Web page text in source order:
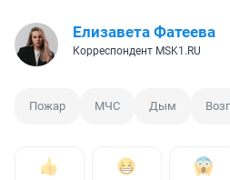
Елизавета Фатеева
Корреспондент MSK1.RU
Пожар МЧС Дым